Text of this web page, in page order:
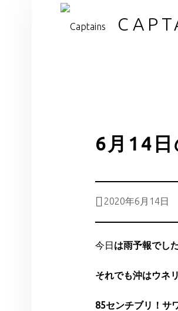
6月14日
2020年6月14日
今日は雨予報でし
それでも沖はウネ
85センチブリ！サ